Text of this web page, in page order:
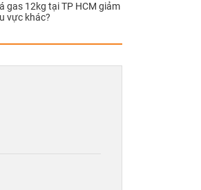
gas 12kg tại TP HCM giảm
vực khác?